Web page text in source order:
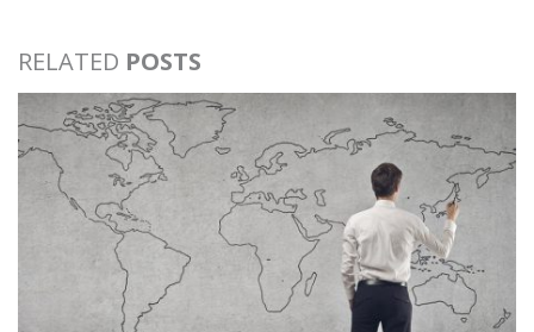
RELATED POSTS